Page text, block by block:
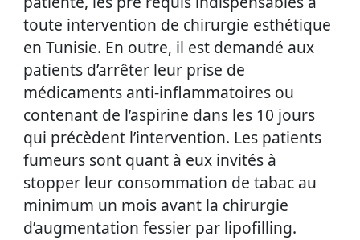
toute intervention de chirurgie esthétique
en Tunisie. En outre, il est demandé aux
patients d’arrêter leur prise de
médicaments anti-inflammatoires ou
contenant de l’aspirine dans les 10 jours
qui précèdent l’intervention. Les patients
fumeurs sont quant à eux invités à
stopper leur consommation de tabac au
minimum un mois avant la chirurgie
d’augmentation fessier par lipofilling.